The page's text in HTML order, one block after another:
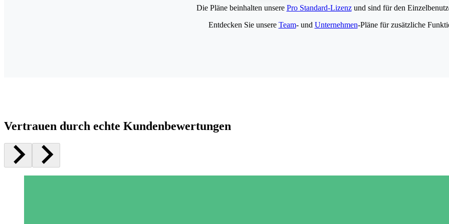
Die Pläne beinhalten unsere Pro Standard-Lizenzund sind für den
Entdecken Sie unsere Team- und Unternehmen-Pläne für zusätzliche
Vertrauen durch echte Kundenbewertungen